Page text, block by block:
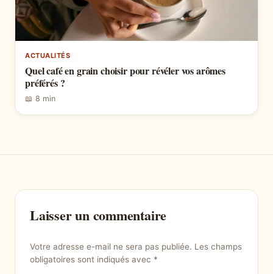
ACTUALITÉS
Quel café en grain choisir pour révéler vos arômes
préférés ?
📖 8 min
Laisser un commentaire
Votre adresse e-mail ne sera pas publiée. Les champs
obligatoires sont indiqués avec *